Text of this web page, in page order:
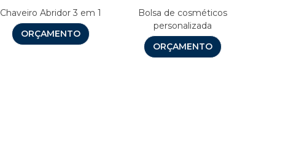
Chaveiro Abridor 3 em 1
ORÇAMENTO
Bolsa de cosméticos
personalizada
ORÇAMENTO